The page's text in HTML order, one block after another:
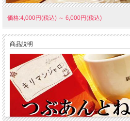
価格:4,000円(税込) ～ 6,000円(税込)
商品説明